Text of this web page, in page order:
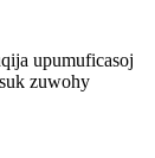
upumuficasoj
zuwohy